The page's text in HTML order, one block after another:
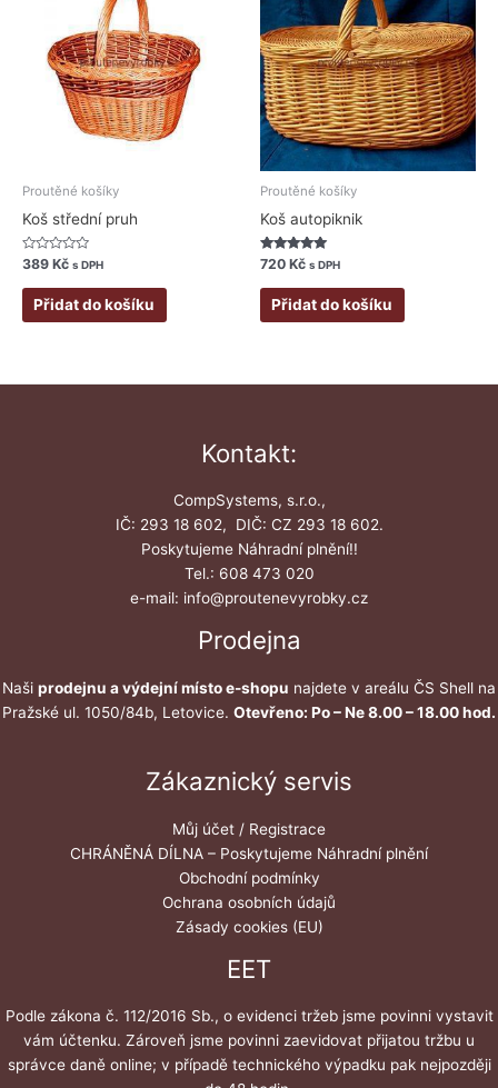
Proutěné košíky
Koš střední pruh
Hodnocení
z
389 Kč s DPH
Přidat do košíku
Proutěné košíky
Koš autopiknik
Hodnocení
5.00
z 5
720 Kč s DPH
Přidat do košíku
Kontakt:
CompSystems, s.r.o.,
IČ: 293 18 602, DIČ: CZ 293 18 602.
Poskytujeme Náhradní plnění!!
Tel.: 608 473 020
e-mail: info@proutenevyrobky.cz
Prodejna
Naši prodejnu a výdejní místo e-shopu najdete v areálu ČS Shell na
Pražské ul. 1050/84b, Letovice. Otevřeno: Po – Ne 8.00 – 18.00 hod.
Zákaznický servis
Můj účet / Registrace
CHRÁNĚNÁ DÍLNA – Poskytujeme Náhradní plnění
Obchodní podmínky
Ochrana osobních údajů
Zásady cookies (EU)
EET
Podle zákona č. 112/2016 Sb., o evidenci tržeb jsme povinni vystavit
vám účtenku. Zároveň jsme povinni zaevidovat přijatou tržbu u
správce daně online; v případě technického výpadku pak nejpozději